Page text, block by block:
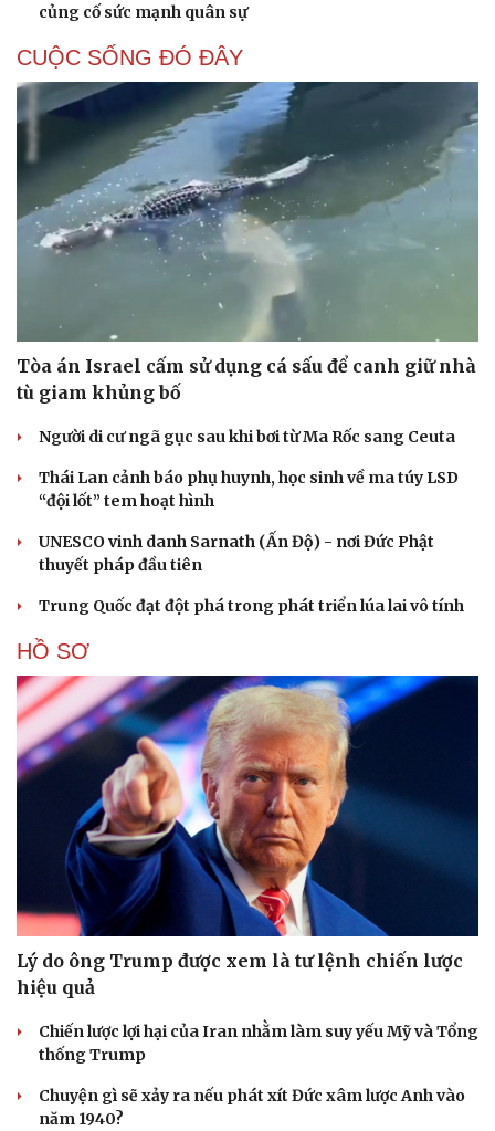
Cải chính
củng cố sức mạnh quân sự
CUỘC SỐNG ĐÓ ĐÂY
Tòa án Israel cấm sử dụng cá sấu để canh giữ nhà
tù giam khủng bố
Người di cư ngã gục sau khi bơi từ Ma Rốc sang Ceuta
Thái Lan cảnh báo phụ huynh, học sinh về ma túy LSD
“đội lốt” tem hoạt hình
UNESCO vinh danh Sarnath (Ấn Độ) - nơi Đức Phật
thuyết pháp đầu tiên
Trung Quốc đạt đột phá trong phát triển lúa lai vô tính
HỒ SƠ
Lý do ông Trump được xem là tư lệnh chiến lược
hiệu quả
Chiến lược lợi hại của Iran nhằm làm suy yếu Mỹ và Tổng
thống Trump
Chuyện gì sẽ xảy ra nếu phát xít Đức xâm lược Anh vào
năm 1940?